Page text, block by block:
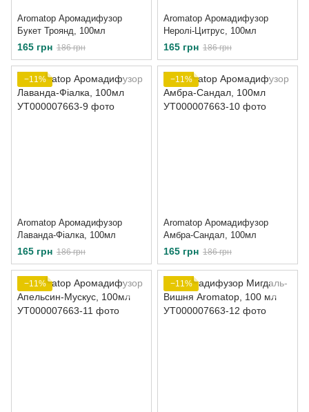
Aromatop Аромадифузор
Букет Троянд, 100мл
165 грн 186 грн
Aromatop Аромадифузор
Неролі-Цитрус, 100мл
165 грн 186 грн
−11%
Aromatop Аромадифузор
Лаванда-Фіалка, 100мл
165 грн 186 грн
−11%
Aromatop Аромадифузор
Амбра-Сандал, 100мл
165 грн 186 грн
−11% −11%